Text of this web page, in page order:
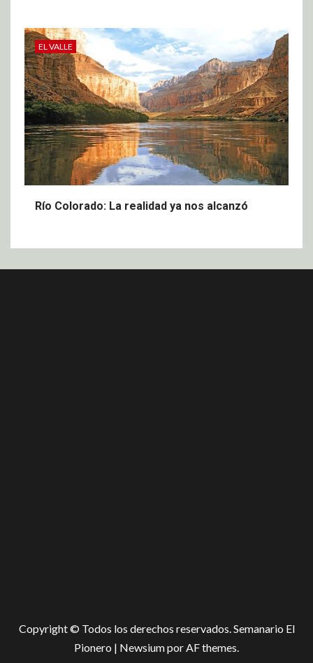
EL VALLE
Río Colorado: La realidad ya nos alcanzó
Copyright © Todos los derechos reservados. Semanario El
Pionero | Newsiumpor AF themes.